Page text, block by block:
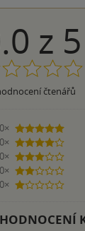
z 5
čtenářů
0×
5 hvězdiček
0×
4 hvězdičky
0×
3 hvězdičky
0×
2 hvězdičky
0×
1 hvezdička
HODNOCENÍ